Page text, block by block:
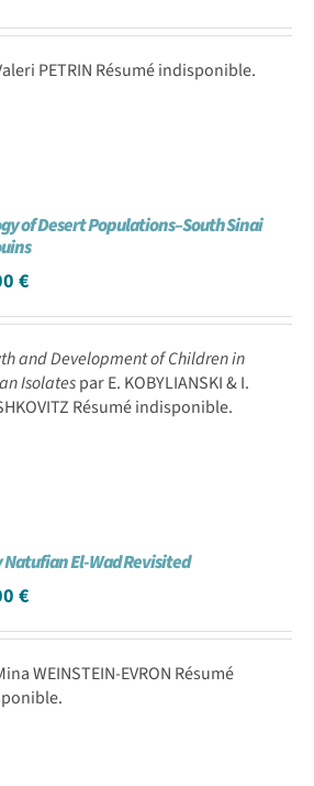
PETRIN Résumé indisponible.
of Desert Populations–South Sinai
€
and Development of Children in
Isolatespar E. KOBYLIANSKI & I.
Résumé indisponible.
Natufian El-Wad Revisited
€
WEINSTEIN-EVRON Résumé